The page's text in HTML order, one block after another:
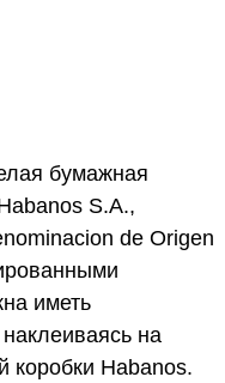
бумажная
S.A.,
de Origen
иметь
на
коробки Habanos.